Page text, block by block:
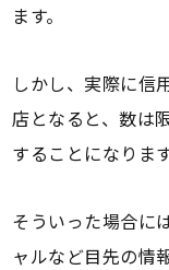
ます。
しかし、実際に信
店となると、数は
することになります
そういった場合に
ャルなど目先の情